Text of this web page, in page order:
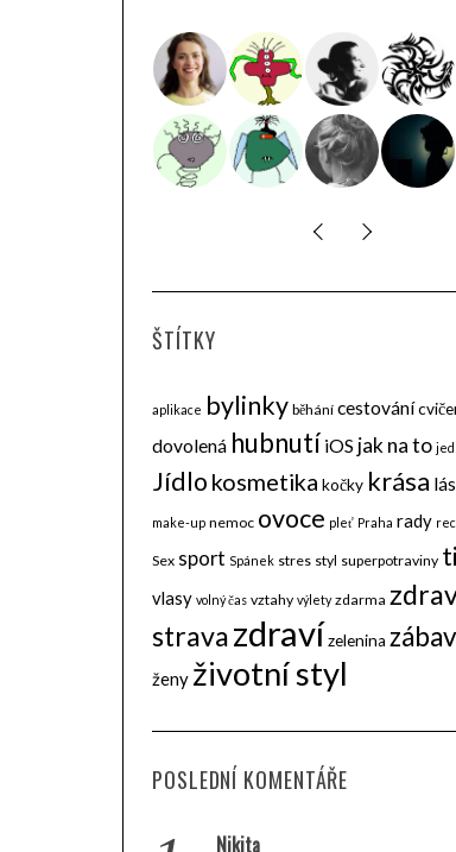
ŠTÍTKY
aplikace bylinky běhání cestování
dovolená hubnutí iOS jak na to
Jídlo kosmetika kočky krása
make-up nemoc ovoce pleť Praha rady
Sex sport Spánek stres styl superpotraviny
vlasy volný čas vztahy výlety zdarma
stravazdravízelenina
ženy životní styl
POSLEDNÍ KOMENTÁŘE
Nikita